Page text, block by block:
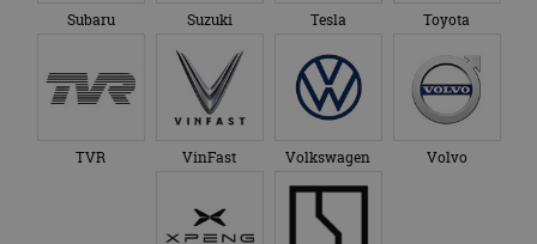
Subaru Suzuki Tesla Toyota
TVR VinFast Volkswagen Volvo